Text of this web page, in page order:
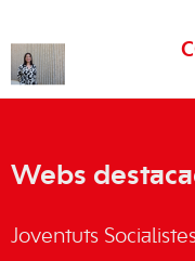
Webs
Joventuts